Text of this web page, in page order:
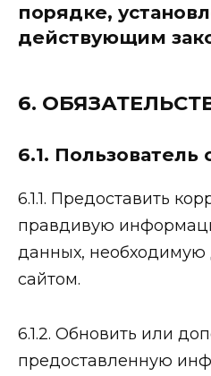
порядке,
действующим
6.
6.1. Пользователь
6.1.1. Предоставить
правдивую
данных, необходимую
сайтом.
6.1.2. Обновить или
предоставленную